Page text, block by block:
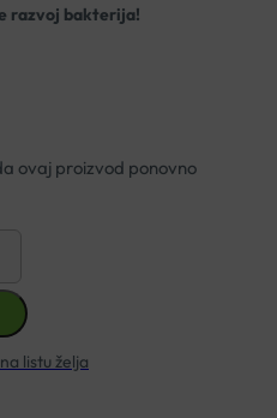
razvoj bakterija!
listu želja